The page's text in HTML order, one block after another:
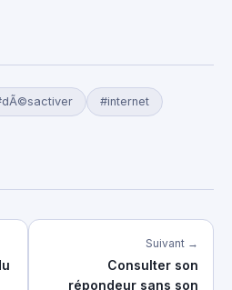
#internet
Suivant →
Consulter son
répondeur sans son